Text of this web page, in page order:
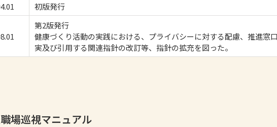
初版発行
第2版発行
健康づくり活動の実践における、プライバシーに対する配慮、推進窓
実及び引用する関連指針の改訂等、指針の拡充を図った。
場巡視マニュアル